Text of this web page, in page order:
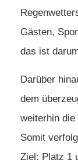
Gästen,
das ist
Darüber
dem
weiterhin die
Somit
Ziel: Platz 1